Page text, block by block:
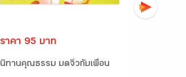
ราคา 95 บาท
นิทานคุณธรรม มดจิ๋วกับเพื่อน